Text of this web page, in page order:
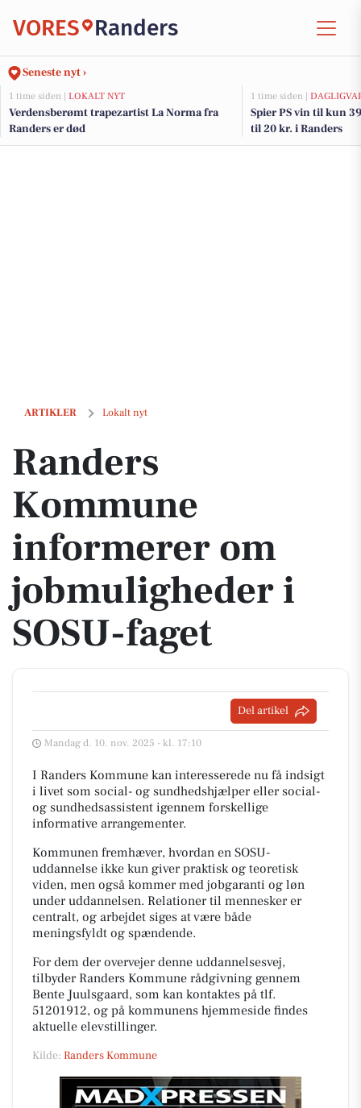
VORES Randers
Seneste nyt ›
1 time siden | LOKALT NYT
Verdensberømt trapezartist La Norma fra
Randers er død
1 time siden |
Spier PS vin til kun
til 20 kr. i Randers
ARTIKLER Lokalt nyt
Randers Kommune informerer om jobmuligheder i SOSU-faget
Randers
Kommune
informerer om
jobmuligheder i
SOSU-faget
Del artikel
Mandag d. 10. nov. 2025 - kl. 17:10
I Randers Kommune kan interesserede nu få indsigt
i livet som social- og sundhedshjælper eller social-
og sundhedsassistent igennem forskellige
informative arrangementer.
Kommunen fremhæver, hvordan en SOSU-
uddannelse ikke kun giver praktisk og teoretisk
viden, men også kommer med jobgaranti og løn
under uddannelsen. Relationer til mennesker er
centralt, og arbejdet siges at være både
meningsfyldt og spændende.
For dem der overvejer denne uddannelsesvej,
tilbyder Randers Kommune rådgivning gennem
Bente Juulsgaard, som kan kontaktes på tlf.
51201912, og på kommunens hjemmeside findes
aktuelle elevstillinger.
Kilde: Randers Kommune